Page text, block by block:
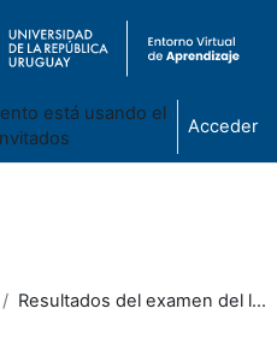
está usando el
Acceder
Resultados del examen del lunes 20/12 y fecha de muestra de examen